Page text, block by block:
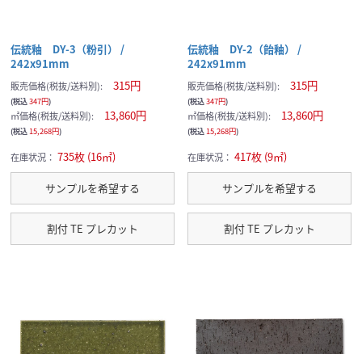
伝統釉 DY-3（粉引） /
242x91mm
販売価格(税抜/送料別): 315円
(税込347円)
㎡価格(税抜/送料別): 13,860円
(税込15,268円)
在庫状況： 735枚 (16㎡)
サンプルを希望する
割付 TE プレカット
伝統釉 DY-2（飴釉） /
242x91mm
販売価格(税抜/送料別): 315円
(税込347円)
㎡価格(税抜/送料別): 13,860円
(税込15,268円)
在庫状況： 417枚 (9㎡)
サンプルを希望する
割付 TE プレカット